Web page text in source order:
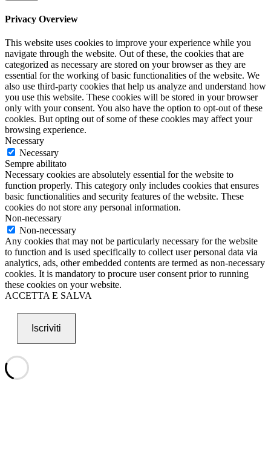
Privacy Overview
This website uses cookies to improve your experience while you
navigate through the website. Out of these, the cookies that are
categorized as necessary are stored on your browser as they are
essential for the working of basic functionalities of the website. We
also use third-party cookies that help us analyze and understand how
you use this website. These cookies will be stored in your browser
only with your consent. You also have the option to opt-out of these
cookies. But opting out of some of these cookies may affect your
browsing experience.
Necessary
Necessary
Sempre abilitato
Necessary cookies are absolutely essential for the website to
function properly. This category only includes cookies that ensures
basic functionalities and security features of the website. These
cookies do not store any personal information.
Non-necessary
Non-necessary
Any cookies that may not be particularly necessary for the website
to function and is used specifically to collect user personal data via
analytics, ads, other embedded contents are termed as non-necessary
cookies. It is mandatory to procure user consent prior to running
these cookies on your website.
ACCETTA E SALVA
Iscriviti